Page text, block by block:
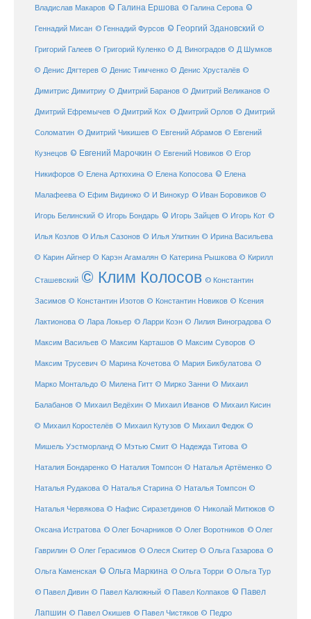
Владислав Макаров © Галина Ершова © Галина Серова ©
Геннадий Мисан © Геннадий Фурсов © Георгий Здановский ©
Григорий Галеев © Григорий Куленко © Д. Виноградов © Д Шумков
© Денис Дягтерев © Денис Тимченко © Денис Хрусталёв ©
Димитрис Димитриу © Дмитрий Баранов © Дмитрий Великанов ©
Дмитрий Ефремычев © Дмитрий Кох © Дмитрий Орлов © Дмитрий
Соломатин © Дмитрий Чикишев © Евгений Абрамов © Евгений
Кузнецов © Евгений Марочкин © Евгений Новиков © Егор
Никифоров © Елена Артюхина © Елена Копосова © Елена
Малафеева © Ефим Видинжо © И Винокур © Иван Боровиков ©
Игорь Белинский © Игорь Бондарь © Игорь Зайцев © Игорь Кот ©
Илья Козлов © Илья Сазонов © Илья Улиткин © Ирина Васильева
© Карин Айгнер © Карэн Агамалян © Катерина Рышкова © Кирилл
Сташевский © Клим Колосов © Константин
Засимов © Константин Изотов © Константин Новиков © Ксения
Лактионова © Лара Локьер © Ларри Коэн © Лилия Виноградова ©
Максим Васильев © Максим Карташов © Максим Суворов ©
Максим Трусевич © Марина Кочетова © Мария Бикбулатова ©
Марко Монтальдо © Милена Гитт © Мирко Занни © Михаил
Балабанов © Михаил Ведёхин © Михаил Иванов © Михаил Кисин
© Михаил Коростелёв © Михаил Кутузов © Михаил Федюк ©
Мишель Уэстморланд © Мэтью Смит © Надежда Титова ©
Наталия Бондаренко © Наталия Томпсон © Наталья Артёменко ©
Наталья Рудакова © Наталья Старина © Наталья Томпсон ©
Наталья Червякова © Нафис Сиразетдинов © Николай Митюков ©
Оксана Истратова © Олег Бочарников © Олег Воротников © Олег
Гаврилин © Олег Герасимов © Олеся Скитер © Ольга Газарова ©
Ольга Каменская © Ольга Маркина © Ольга Торри © Ольга Тур
© Павел Дивин © Павел Калюжный © Павел Колпаков © Павел
Лапшин © Павел Окишев © Павел Чистяков © Педро